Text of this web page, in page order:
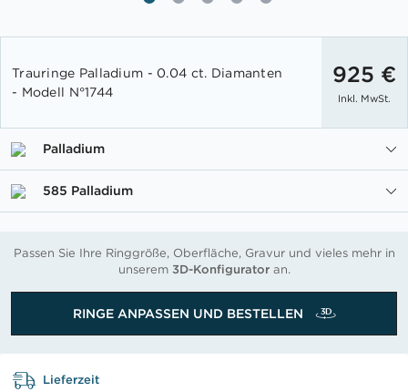
der
Bildgalerie
Trauringe Palladium - 0.04 ct. Diamanten
- Modell N°1744
925 €
Inkl. MwSt.
Palladium
585 Palladium
Passen Sie Ihre Ringgröße, Oberfläche, Gravur und vieles mehr in
unserem 3D-Konfiguratoran.
RINGE ANPASSEN UND BESTELLEN
Lieferzeit